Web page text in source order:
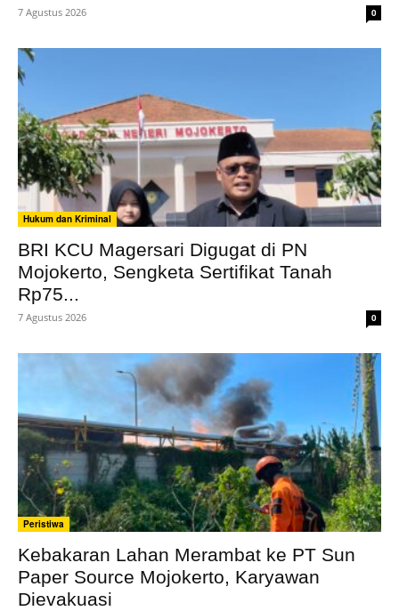
7 Agustus 2026 0
Hukum dan Kriminal
BRI KCU Magersari Digugat di PN
Mojokerto, Sengketa Sertifikat Tanah
Rp75...
7 Agustus 2026 0
Peristiwa
Kebakaran Lahan Merambat ke PT Sun
Paper Source Mojokerto, Karyawan
Dievakuasi